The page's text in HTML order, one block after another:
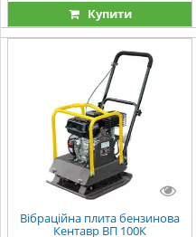
Купити
Вібраційна плита бензинова
Кентавр ВП 100К